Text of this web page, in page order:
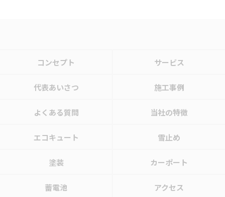
コンセプト サービス
代表あいさつ 施工事例
よくある質問 当社の特徴
エコキュート 雪止め
塗装 カーポート
蓄電池 アクセス